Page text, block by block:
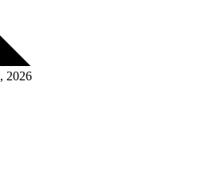
, 2026